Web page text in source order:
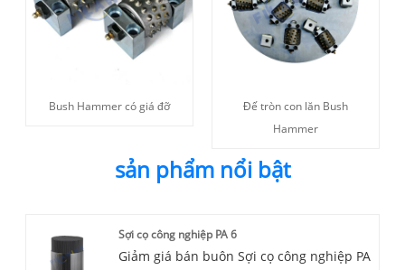
Bush Hammer có giá đỡ
Đế tròn con lăn Bush
Hammer
sản phẩm nổi bật
Sợi cọ công nghiệp PA 6
Giảm giá bán buôn Sợi cọ công nghiệp PA